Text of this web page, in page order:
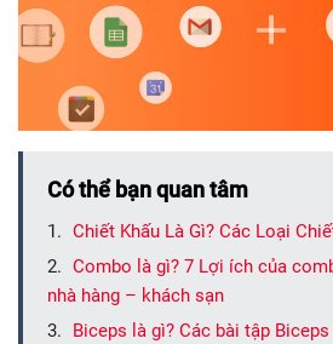
Có thể bạn quan tâm
Chiết Khấu Là Gì? Các Loại
Combo là gì? 7 Lợi ích của
nhà hàng – khách sạn
Biceps là gì? Các bài tập